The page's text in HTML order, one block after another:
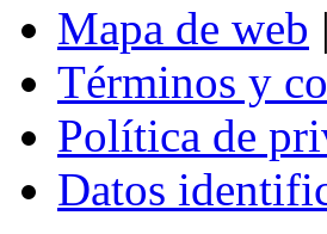
Mapa de web |
Términos y
Política de
Datos